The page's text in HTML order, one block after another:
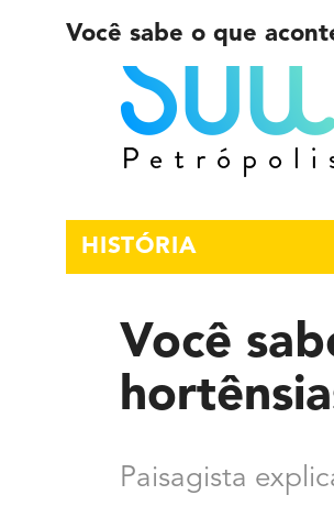
Você sabe o que
HISTÓRIA
Você
Paisagista